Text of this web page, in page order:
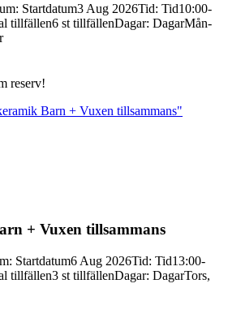
: Startdatum3 Aug 2026Tid: Tid10:00-
tillfällen6 st tillfällenDagar: DagarMån-
reserv!
Barn + Vuxen tillsammans"
+ Vuxen tillsammans
: Startdatum6 Aug 2026Tid: Tid13:00-
tillfällen3 st tillfällenDagar: DagarTors,